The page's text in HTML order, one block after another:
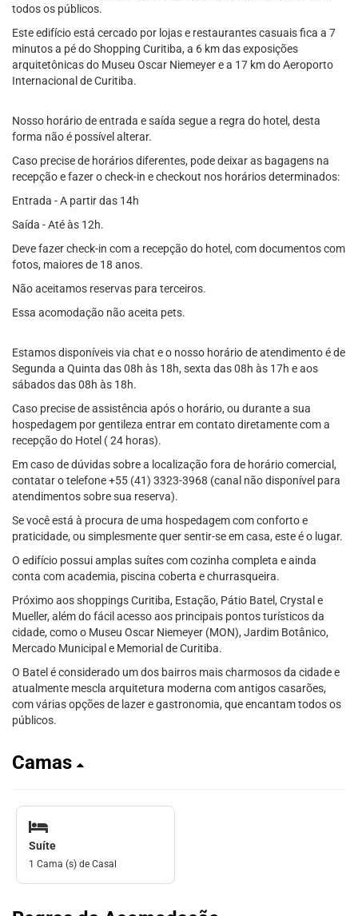
todos os públicos.
Este edifício está cercado por lojas e restaurantes casuais fica a 7
minutos a pé do Shopping Curitiba, a 6 km das exposições
arquitetônicas do Museu Oscar Niemeyer e a 17 km do Aeroporto
Internacional de Curitiba.
Nosso horário de entrada e saída segue a regra do hotel, desta
forma não é possível alterar.
Caso precise de horários diferentes, pode deixar as bagagens na
recepção e fazer o check-in e checkout nos horários determinados:
Entrada - A partir das 14h
Saída - Até às 12h.
Deve fazer check-in com a recepção do hotel, com documentos com
fotos, maiores de 18 anos.
Não aceitamos reservas para terceiros.
Essa acomodação não aceita pets.
Estamos disponíveis via chat e o nosso horário de atendimento é de
Segunda a Quinta das 08h às 18h, sexta das 08h às 17h e aos
sábados das 08h às 18h.
Caso precise de assistência após o horário, ou durante a sua
hospedagem por gentileza entrar em contato diretamente com a
recepção do Hotel ( 24 horas).
Em caso de dúvidas sobre a localização fora de horário comercial,
contatar o telefone +55 (41) 3323-3968 (canal não disponível para
atendimentos sobre sua reserva).
Se você está à procura de uma hospedagem com conforto e
praticidade, ou simplesmente quer sentir-se em casa, este é o lugar.
O edifício possui amplas suítes com cozinha completa e ainda
conta com academia, piscina coberta e churrasqueira.
Próximo aos shoppings Curitiba, Estação, Pátio Batel, Crystal e
Mueller, além do fácil acesso aos principais pontos turísticos da
cidade, como o Museu Oscar Niemeyer (MON), Jardim Botânico,
Mercado Municipal e Memorial de Curitiba.
O Batel é considerado um dos bairros mais charmosos da cidade e
atualmente mescla arquitetura moderna com antigos casarões,
com várias opções de lazer e gastronomia, que encantam todos os
públicos.
Camas
Suíte
1 Cama (s) de Casal